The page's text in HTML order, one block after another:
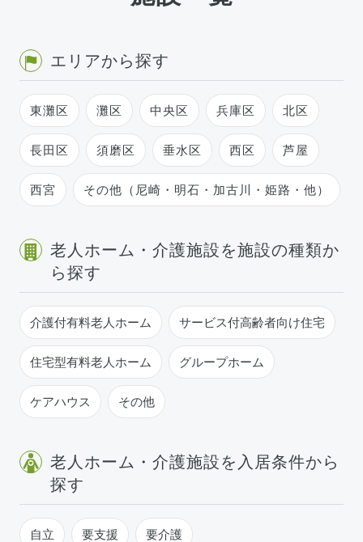
エリアから探す
東灘区 灘区 中央区 兵庫区 北区
長田区 須磨区 垂水区 西区 芦屋
西宮 その他（尼崎・明石・加古川・姫路・他）
老人ホーム・介護施設を施設の種類か
ら探す
介護付有料老人ホーム サービス付高齢者向け住宅
住宅型有料老人ホーム グループホーム
ケアハウス その他
老人ホーム・介護施設を入居条件から
探す
自立 要支援 要介護